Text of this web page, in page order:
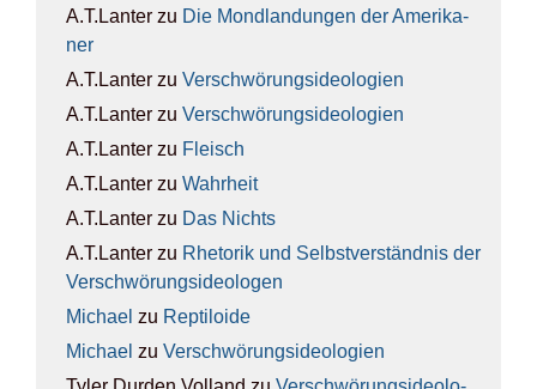
A.T.Lanter zu Die Mond­lan­dun­gen der Ame­ri­ka­
ner
A.T.Lanter zu Ver­schwö­rungs­ideo­lo­gien
A.T.Lanter zu Ver­schwö­rungs­ideo­lo­gien
A.T.Lanter zu Fleisch
A.T.Lanter zu Wahr­heit
A.T.Lanter zu Das Nichts
A.T.Lanter zu Rhe­to­rik und Selbst­ver­ständ­nis der
Ver­schwö­rungs­ideo­lo­gen
Michael zu Rep­ti­lo­ide
Michael zu Ver­schwö­rungs­ideo­lo­gien